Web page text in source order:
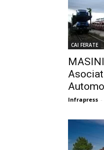
CAI FERATE
Infrapress -